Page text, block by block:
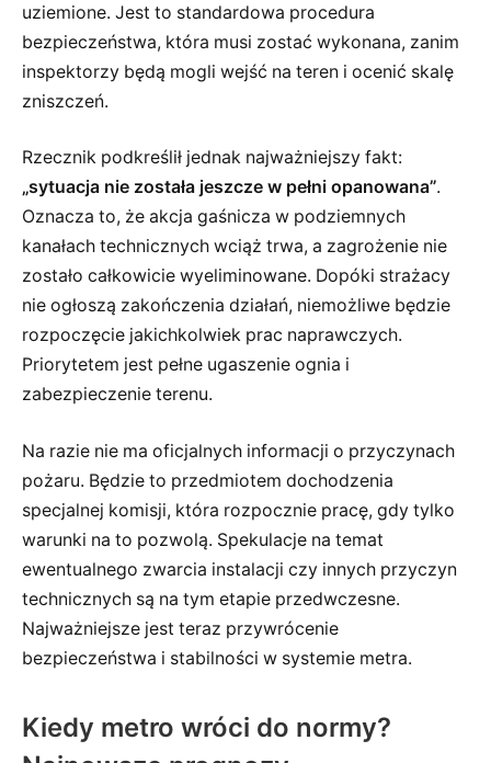
uziemione. Jest to standardowa procedura
bezpieczeństwa, która musi zostać wykonana, zanim
inspektorzy będą mogli wejść na teren i ocenić skalę
zniszczeń.
Rzecznik podkreślił jednak najważniejszy fakt:
„sytuacja nie została jeszcze w pełni opanowana”.
Oznacza to, że akcja gaśnicza w podziemnych
kanałach technicznych wciąż trwa, a zagrożenie nie
zostało całkowicie wyeliminowane. Dopóki strażacy
nie ogłoszą zakończenia działań, niemożliwe będzie
rozpoczęcie jakichkolwiek prac naprawczych.
Priorytetem jest pełne ugaszenie ognia i
zabezpieczenie terenu.
Na razie nie ma oficjalnych informacji o przyczynach
pożaru. Będzie to przedmiotem dochodzenia
specjalnej komisji, która rozpocznie pracę, gdy tylko
warunki na to pozwolą. Spekulacje na temat
ewentualnego zwarcia instalacji czy innych przyczyn
technicznych są na tym etapie przedwczesne.
Najważniejsze jest teraz przywrócenie
bezpieczeństwa i stabilności w systemie metra.
Kiedy metro wróci do normy?